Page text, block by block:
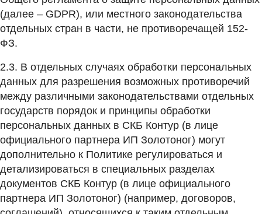
(далее – GDPR), или местного законодательства
отдельных стран в части, не противоречащей 152-
ФЗ.
2.3. В отдельных случаях обработки персональных
данных для разрешения возможных противоречий
между различными законодательствами отдельных
государств порядок и принципы обработки
персональных данных в СКБ Контур (в лице
официального партнера ИП Золотоног) могут
дополнительно к Политике регулироваться и
детализироваться в специальных разделах
документов СКБ Контур (в лице официального
партнера ИП Золотоног) (например, договоров,